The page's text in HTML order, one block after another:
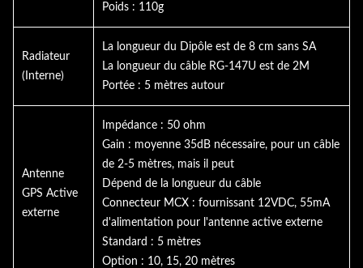
Poids : 110g
Radiateur
(Interne)
La longueur du Dipôle est de 8 cm sans SA
La longueur du câble RG-147U est de 2M
Portée : 5 mètres autour
Antenne
GPS Active
externe
Impédance : 50 ohm
Gain : moyenne 35dB nécessaire, pour un câble
de 2-5 mètres, mais il peut
Dépend de la longueur du câble
Connecteur MCX : fournissant 12VDC, 55mA
d'alimentation pour l'antenne active externe
Standard : 5 mètres
Option : 10, 15, 20 mètres